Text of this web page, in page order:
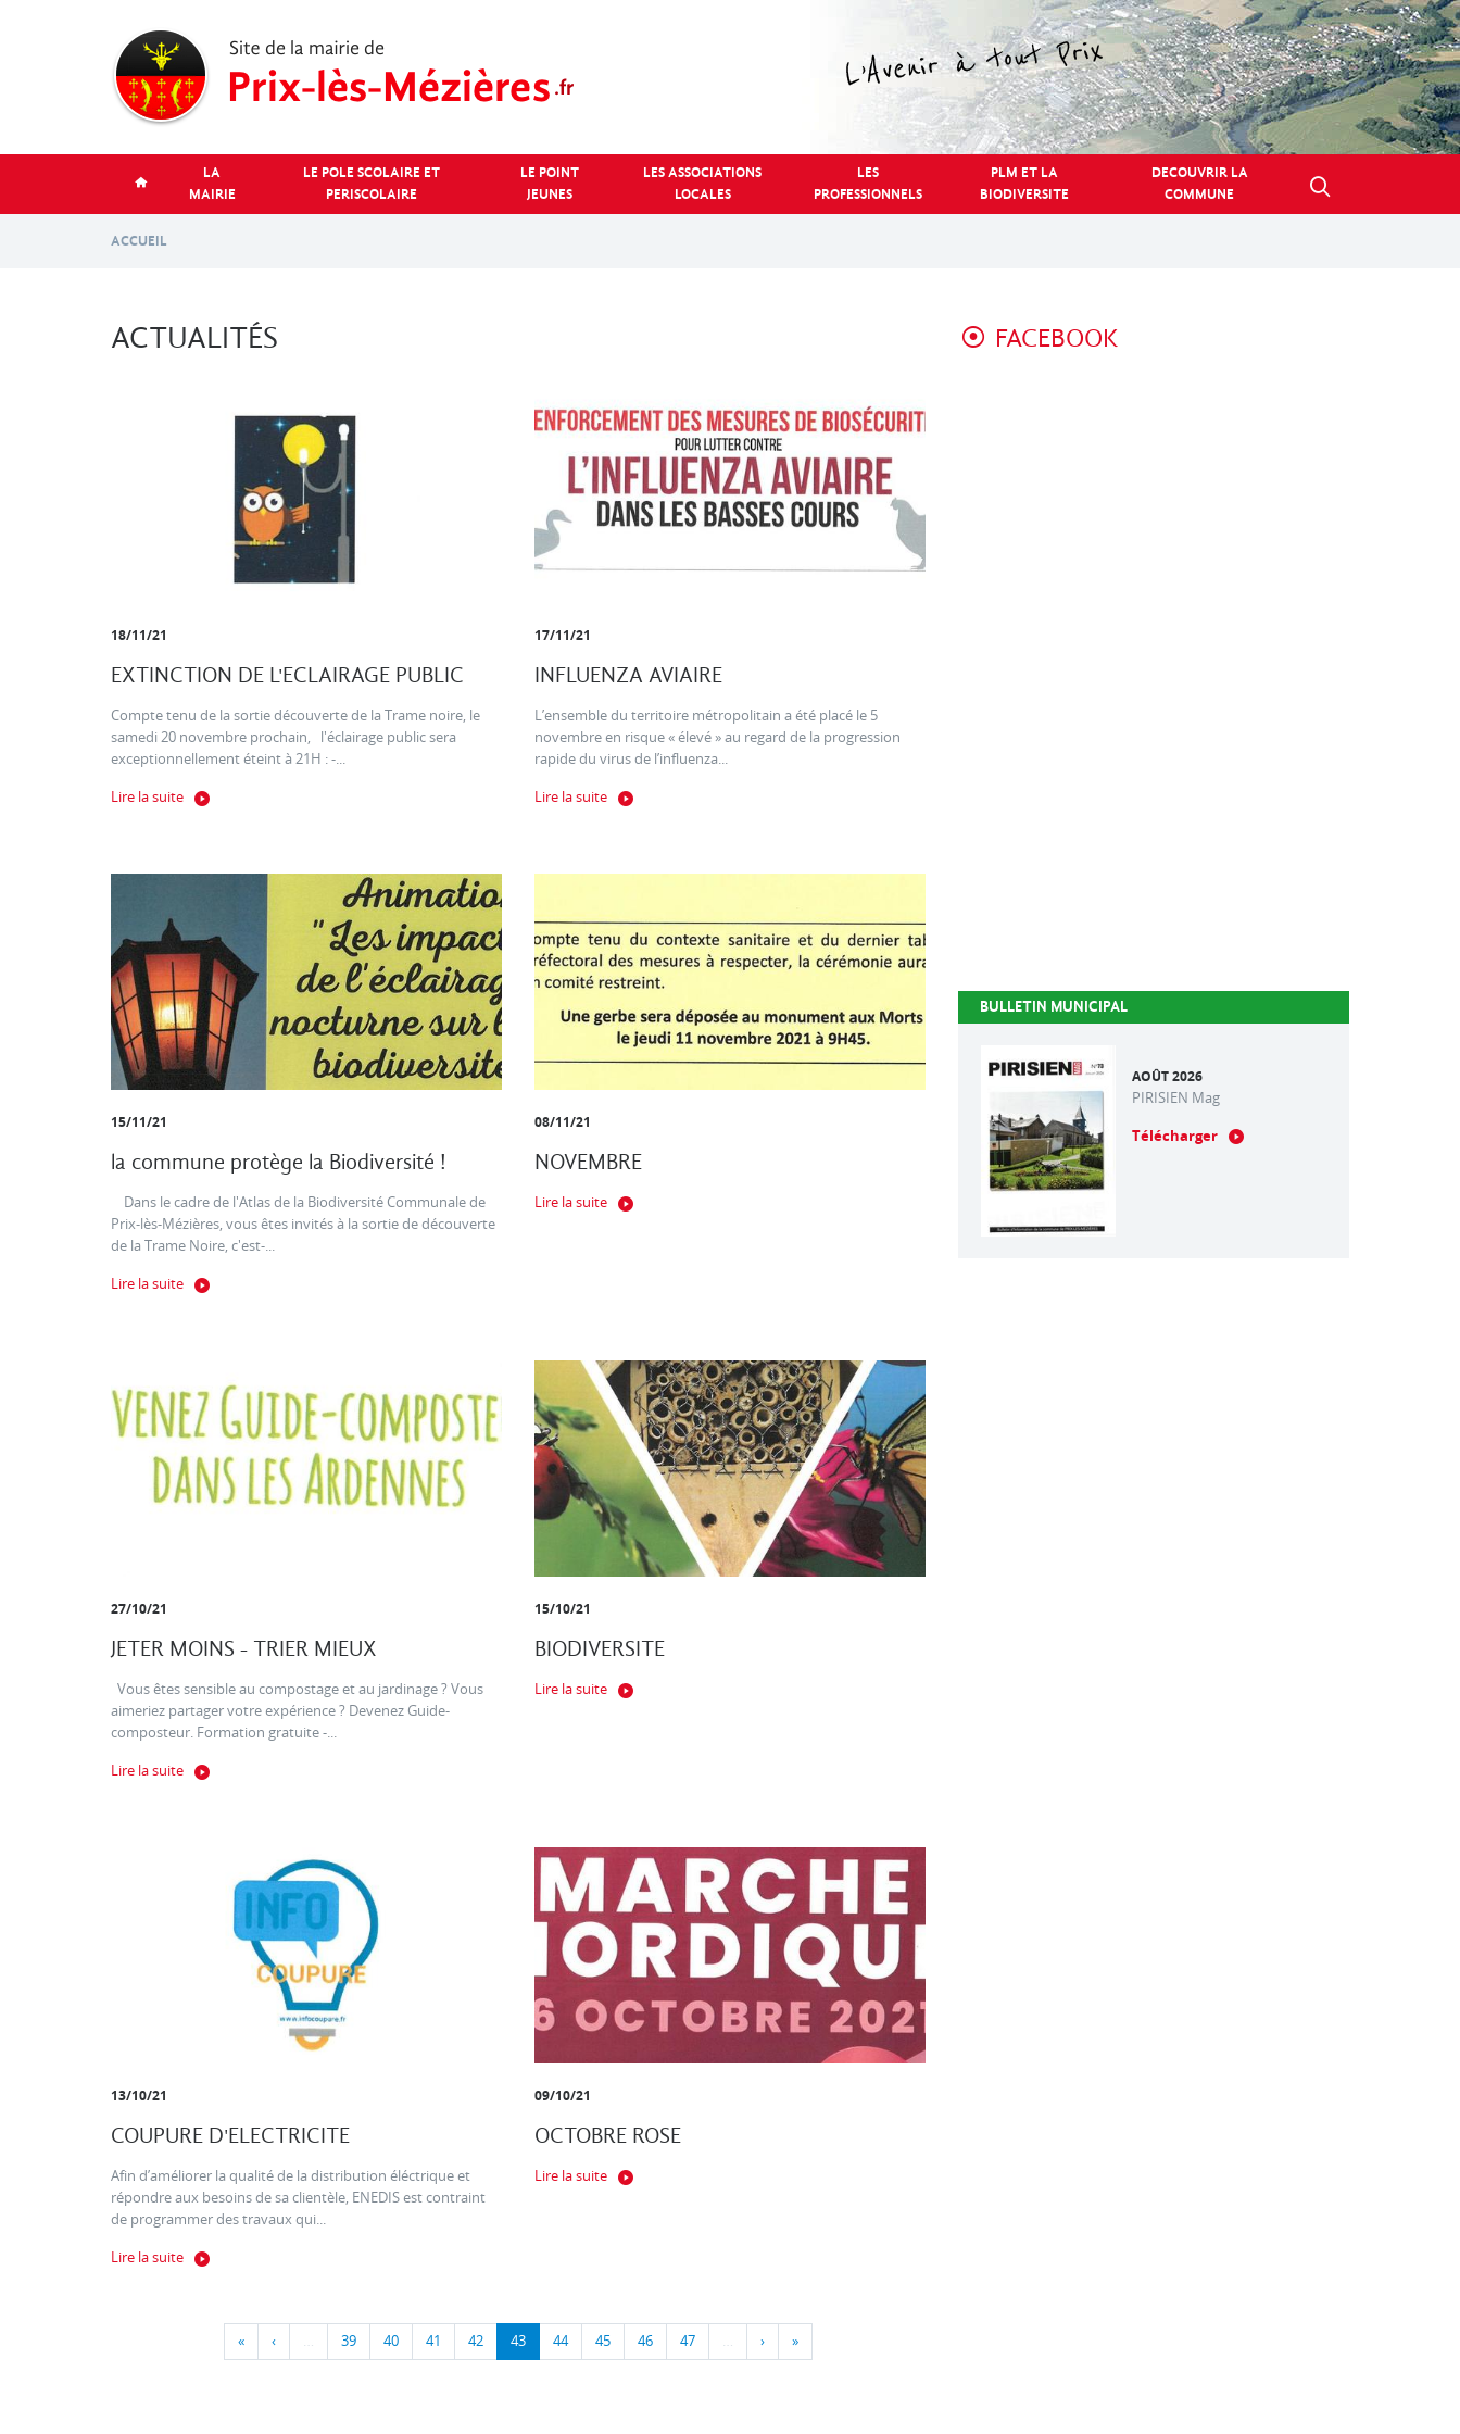
LA
MAIRIE
LE POLE SCOLAIRE ET
PERISCOLAIRE
LE POINT
JEUNES
LES ASSOCIATIONS
LOCALES
LES
PROFESSIONNELS
PLM ET LA
BIODIVERSITE
DECOUVRIR LA
COMMUNE
ACCUEIL
ACTUALITÉS
18/11/21
EXTINCTION DE L'ECLAIRAGE PUBLIC
Compte tenu de la sortie découverte de la Trame noire, le
samedi 20 novembre prochain, l'éclairage public sera
exceptionnellement éteint à 21H : -...
Lire la suite
17/11/21
INFLUENZA AVIAIRE
L’ensemble du territoire métropolitain a été placé le 5
novembre en risque « élevé » au regard de la progression
rapide du virus de l’influenza...
Lire la suite
15/11/21
la commune protège la Biodiversité !
Dans le cadre de l'Atlas de la Biodiversité Communale de
Prix-lès-Mézières, vous êtes invités à la sortie de découverte
de la Trame Noire, c'est-...
Lire la suite
08/11/21
NOVEMBRE
Lire la suite
27/10/21
JETER MOINS - TRIER MIEUX
Vous êtes sensible au compostage et au jardinage ? Vous
aimeriez partager votre expérience ? Devenez Guide-
composteur. Formation gratuite -...
Lire la suite
15/10/21
BIODIVERSITE
Lire la suite
13/10/21
COUPURE D'ELECTRICITE
Afin d’améliorer la qualité de la distribution éléctrique et
répondre aux besoins de sa clientèle, ENEDIS est contraint
de programmer des travaux qui...
Lire la suite
09/10/21
OCTOBRE ROSE
Lire la suite
« ‹ … 39 40 41 42 43 44 45 46 47 … › »
FACEBOOK
BULLETIN MUNICIPAL
AOÛT 2026
PIRISIEN Mag
Télécharger